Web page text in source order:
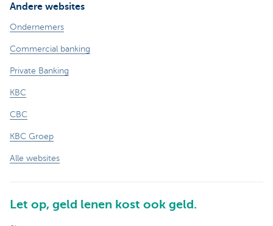
Andere websites
Ondernemers
Commercial banking
Private Banking
KBC
CBC
KBC Groep
Alle websites
Let op, geld lenen kost ook geld.